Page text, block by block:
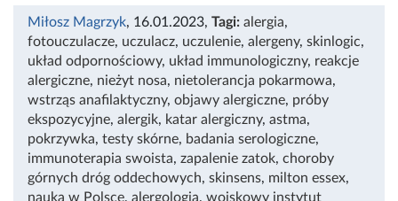
Miłosz Magrzyk, 16.01.2023, Tagi: alergia,
fotouczulacze, uczulacz, uczulenie, alergeny, skinlogic,
układ odpornościowy, układ immunologiczny, reakcje
alergiczne, nieżyt nosa, nietolerancja pokarmowa,
wstrząs anafilaktyczny, objawy alergiczne, próby
ekspozycyjne, alergik, katar alergiczny, astma,
pokrzywka, testy skórne, badania serologiczne,
immunoterapia swoista, zapalenie zatok, choroby
górnych dróg oddechowych, skinsens, milton essex,
nauka w Polsce, alergologia, wojskowy instytut